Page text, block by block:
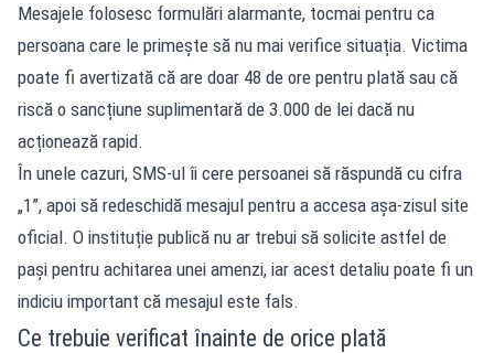
Mesajele folosesc formulări alarmante, tocmai pentru ca
persoana care le primește să nu mai verifice situația. Victima
poate fi avertizată că are doar 48 de ore pentru plată sau că
riscă o sancțiune suplimentară de 3.000 de lei dacă nu
acționează rapid.
În unele cazuri, SMS-ul îi cere persoanei să răspundă cu cifra
„1”, apoi să redeschidă mesajul pentru a accesa așa-zisul site
oficial. O instituție publică nu ar trebui să solicite astfel de
pași pentru achitarea unei amenzi, iar acest detaliu poate fi un
indiciu important că mesajul este fals.
Ce trebuie verificat înainte de orice plată